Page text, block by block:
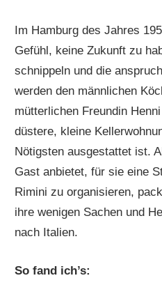
Im Hamburg des Jahres
Gefühl, keine Zukunft zu
schnippeln und die
werden den männlichen
mütterlichen Freundin
düstere, kleine
Nötigsten ausgestattet ist.
Gast anbietet, für sie eine
Rimini zu organisieren,
ihre wenigen Sachen und
nach Italien.
So fand ich’s: